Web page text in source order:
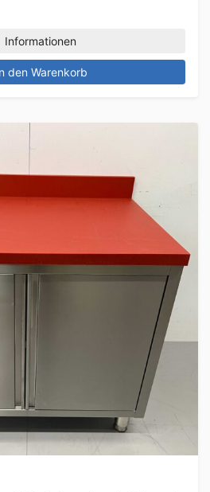
Informationen
den Warenkorb